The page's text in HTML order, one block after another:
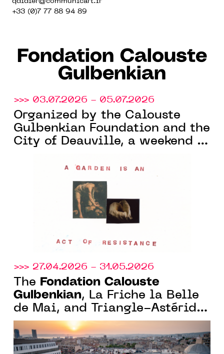
+33 (0)7 77 88 94 89
Fondation Calouste
Gulbenkian
>>> 03.07.2026 - 05.07.2026
Organized by the Calouste
Gulbenkian Foundation and the
City of Deauville, a weekend of
Calouste Gulbenkian, in
Benerville-sur-Mer (14)
>>> 27.04.2026 - 31.05.2026
The
Fondation Calouste
Gulbenkian, La Friche la Belle
de Mai, and Triangle-Astérides
launch a curatorial residency
for African Portuguese-
speaking art scenes